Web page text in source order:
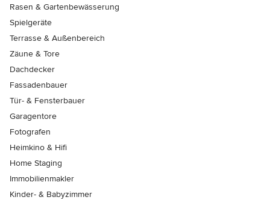
Rasen & Gartenbewässerung
Spielgeräte
Terrasse & Außenbereich
Zäune & Tore
Dachdecker
Fassadenbauer
Tür- & Fensterbauer
Garagentore
Fotografen
Heimkino & Hifi
Home Staging
Immobilienmakler
Kinder- & Babyzimmer